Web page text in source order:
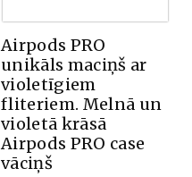
Airpods PRO
unikāls maciņš ar
violetīgiem
fliteriem. Melnā un
violetā krāsā
Airpods PRO case
vāciņš